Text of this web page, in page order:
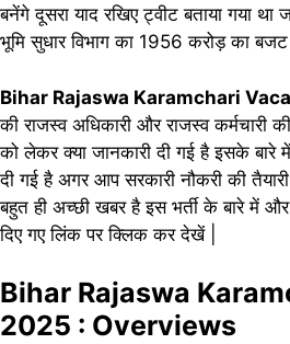
बनेंगे दूसरा याद रखिए ट्वीट बताया गया था
भूमि सुधार विभाग का 1956 करोड़ का
Bihar Rajaswa Karamchari
की राजस्व अधिकारी और राजस्व कर्मचारी
को लेकर क्या जानकारी दी गई है इसके बारे
दी गई है अगर आप सरकारी नौकरी की
बहुत ही अच्छी खबर है इस भर्ती के बारे में
दिए गए लिंक पर क्लिक कर देखें |
Bihar Rajaswa
2025 : Overviews